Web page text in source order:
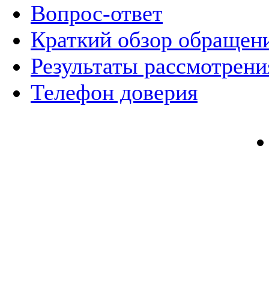
Вопрос-ответ
Краткий обзор
Результаты
Телефон доверия